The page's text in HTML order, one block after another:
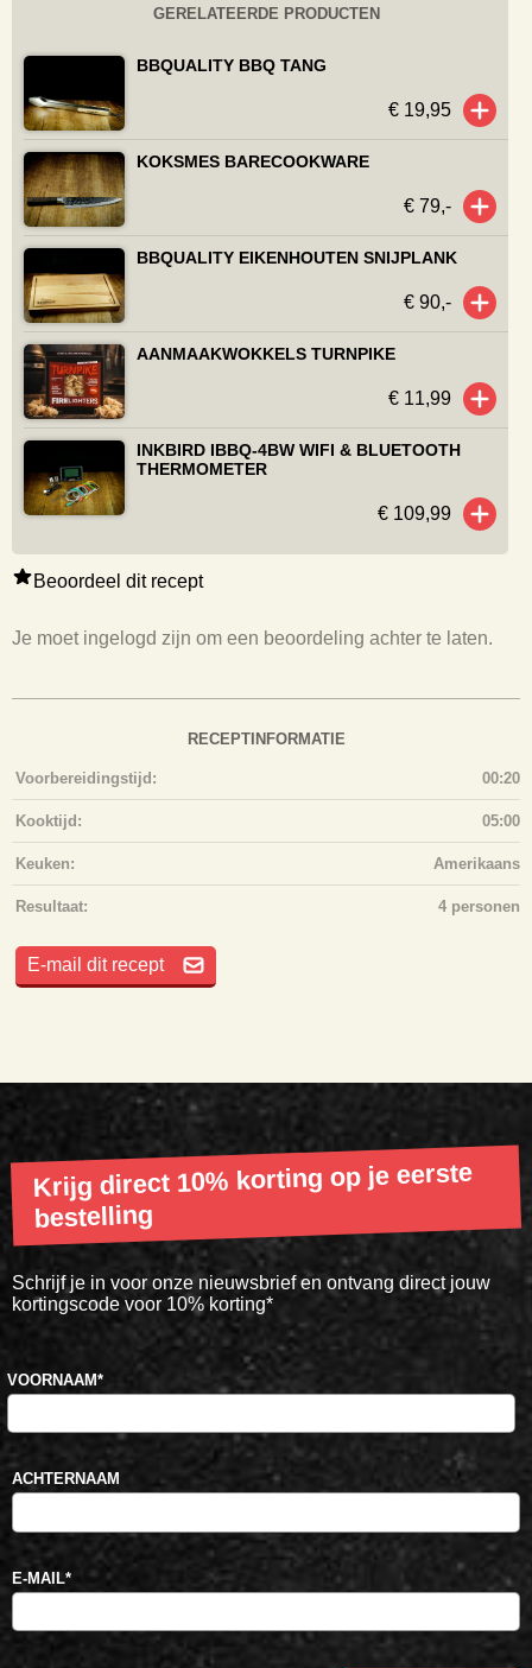
Beoordeel dit recept
Je moet ingelogd zijn om een beoordeling achter te laten.
RECEPTINFORMATIE
Voorbereidingstijd: 00:20
Kooktijd: 05:00
Keuken: Amerikaans
Resultaat: 4 personen
E-mail dit recept
GERELATEERDE PRODUCTEN
BBQUALITY BBQ TANG
€ 19,95
KOKSMES BARECOOKWARE
€ 79,-
BBQUALITY EIKENHOUTEN SNIJPLANK
€ 90,-
AANMAAKWOKKELS TURNPIKE
€ 11,99
INKBIRD IBBQ-4BW WIFI & BLUETOOTH
THERMOMETER
€ 109,99
Krijg direct 10% korting op je eerste
bestelling
Schrijf je in voor onze nieuwsbrief en ontvang direct jouw
kortingscode voor 10% korting*
VOORNAAM*
ACHTERNAAM
E-MAIL*